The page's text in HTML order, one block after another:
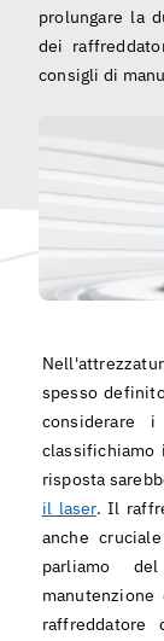
prolungare la
dei
consigli di
spesso
considerare
classifichiamo
risposta
il laser. Il
anche
parliamo